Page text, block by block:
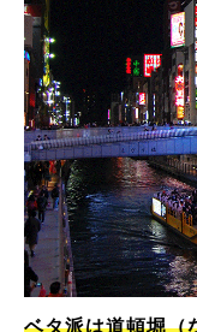
ベタ派は道頓堀（